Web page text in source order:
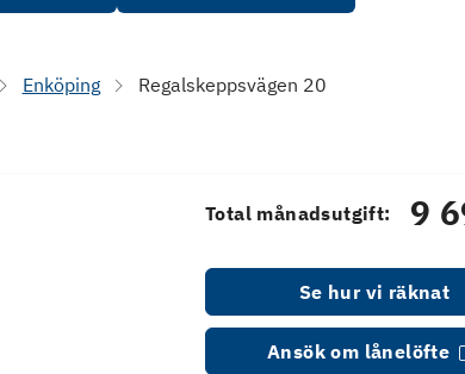
Enköping Regalskeppsvägen 20
Total månadsutgift: 9
Se hur vi räknat
Ansök om lånelöfte